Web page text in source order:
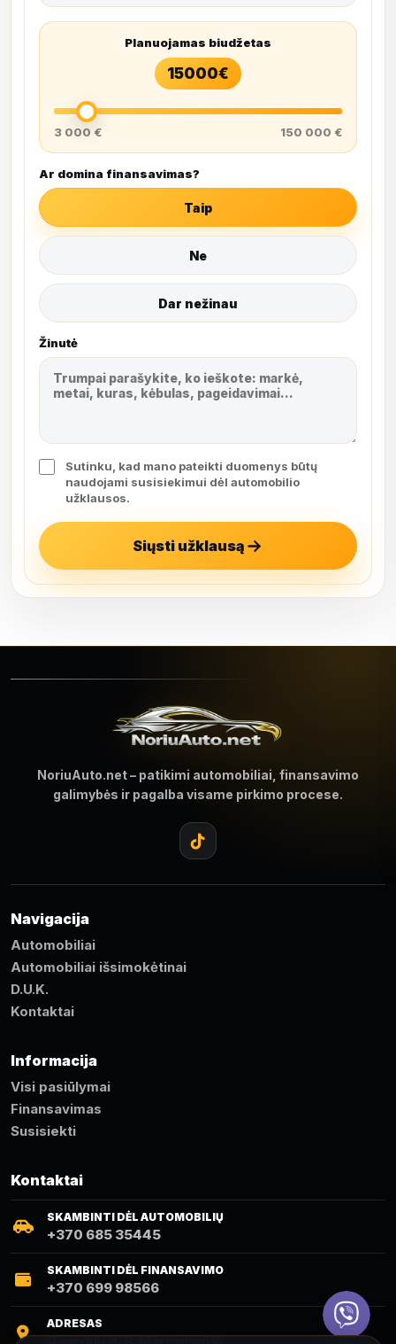
Planuojamas biudžetas
15000€
3 000 € 150 000 €
Ar domina finansavimas?
Taip
Ne
Dar nežinau
Žinutė
Sutinku, kad mano pateikti duomenys būtų
naudojami susisiekimui dėl automobilio
užklausos.
Siųsti užklausą
NoriuAuto.net – patikimi automobiliai, finansavimo
galimybės ir pagalba visame pirkimo procese.
Navigacija
Automobiliai
Automobiliai išsimokėtinai
D.U.K.
Kontaktai
Informacija
Visi pasiūlymai
Finansavimas
Susisiekti
Kontaktai
SKAMBINTI DĖL AUTOMOBILIŲ
+370 685 35445
SKAMBINTI DĖL FINANSAVIMO
+370 699 98566
ADRESAS
Gamyklų g. 9, Marijampolė
Viber